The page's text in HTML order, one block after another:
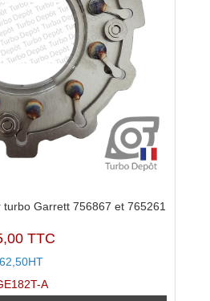
Garrett 756867 et 765261
TTC
62,50HT
A